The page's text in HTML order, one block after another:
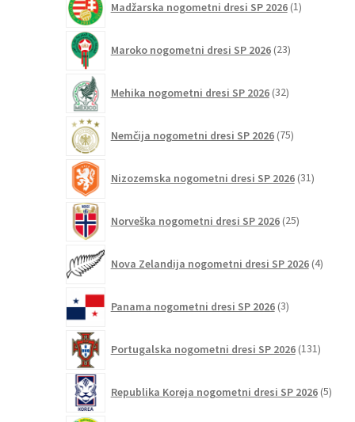
Madžarska nogometni dresi SP 2026 1izdelek
Maroko nogometni dresi SP 2026 23izdelkov
Mehika nogometni dresi SP 2026 32izdelkov
Nemčija nogometni dresi SP 2026 75izdelkov
Nizozemska nogometni dresi SP 2026 31izdelkov
Norveška nogometni dresi SP 2026 25izdelkov
Nova Zelandija nogometni dresi SP 2026 4izdelki
Panama nogometni dresi SP 2026 3izdelki
Portugalska nogometni dresi SP 2026 131
Republika Koreja nogometni dresi SP 2026 5